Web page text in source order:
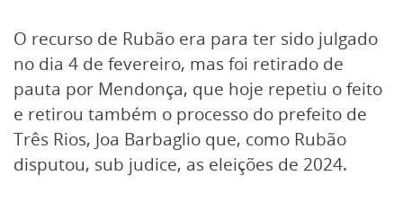
O recurso de Rubão era para ter sido julgado
no dia 4 de fevereiro, mas foi retirado de
pauta por Mendonça, que hoje repetiu o feito
e retirou também o processo do prefeito de
Três Rios, Joa Barbaglio que, como Rubão
disputou, sub judice, as eleições de 2024.